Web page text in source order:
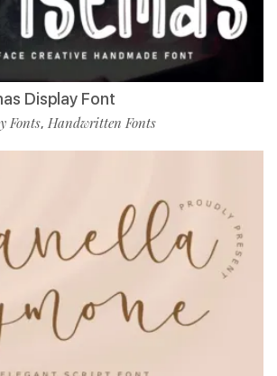
Display Font
Fonts, Handwritten Fonts